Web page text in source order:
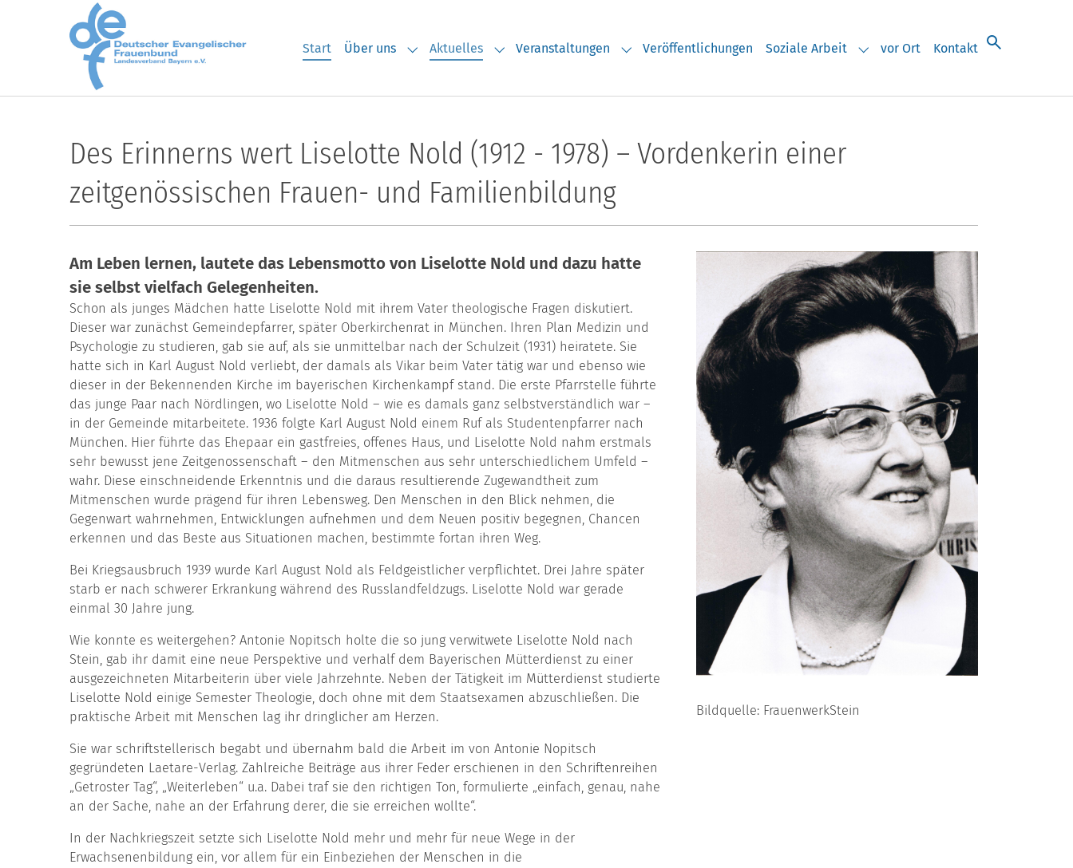
Skip to main content
Start Über uns
Submenu for "Über uns"
Aktuelles
Submenu for "Aktuelles"
Veranstaltungen
Submenu for "Veranstaltungen"
Veröffentlichungen Soziale Arbeit
Submenu for "Soziale Arbeit"
vor Ort Kontakt
Des Erinnerns wert Liselotte Nold (1912 - 1978) – Vordenkerin einer
zeitgenössischen Frauen- und Familienbildung
Am Leben lernen, lautete das Lebensmotto von Liselotte Nold und dazu hatte
sie selbst vielfach Gelegenheiten.
Schon als junges Mädchen hatte Liselotte Nold mit ihrem Vater theologische Fragen diskutiert.
Dieser war zunächst Gemeindepfarrer, später Oberkirchen­rat in München. Ihren Plan Medizin und
Psychologie zu studieren, gab sie auf, als sie unmittelbar nach der Schulzeit (1931) heiratete. Sie
hatte sich in Karl August Nold verliebt, der damals als Vikar beim Vater tätig war und ebenso wie
dieser in der Bekennenden Kirche im bayerischen Kirchenkampf stand. Die erste Pfarrstelle führte
das junge Paar nach Nördlingen, wo Liselotte Nold – wie es damals ganz selbstverständ­lich war –
in der Gemeinde mitarbeitete. 1936 folgte Karl August Nold einem Ruf als Studentenpfarrer nach
München. Hier führte das Ehepaar ein gastfreies, offenes Haus, und Liselotte Nold nahm erstmals
sehr bewusst jene Zeitgenossenschaft – den Mitmenschen aus sehr unterschiedlichem Umfeld –
wahr. Diese ein­schneidende Erkenntnis und die daraus resultierende Zugewandtheit zum
Mitmenschen wurde prägend für ihren Lebensweg. Den Menschen in den Blick neh­men, die
Gegenwart wahrnehmen, Entwicklungen aufnehmen und dem Neuen positiv begegnen, Chancen
erkennen und das Beste aus Situationen machen, bestimmte fortan ihren Weg.
Bei Kriegsausbruch 1939 wurde Karl August Nold als Feldgeistlicher verpflichtet. Drei Jahre später
starb er nach schwerer Erkrankung während des Russland­feldzugs. Liselotte Nold war gerade
einmal 30 Jahre jung.
Wie konnte es weitergehen? Antonie Nopitsch holte die so jung verwitwete Liselotte Nold nach
Stein, gab ihr damit eine neue Perspektive und verhalf dem Bayerischen Mütterdienst zu einer
ausgezeichneten Mitarbeiterin über viele Jahrzehnte. Neben der Tätigkeit im Mütterdienst studierte
Lise­lotte Nold einige Semester Theologie, doch ohne mit dem Staatsexamen abzuschließen. Die
praktische Arbeit mit Menschen lag ihr dringlicher am Herzen.
Sie war schriftstellerisch begabt und übernahm bald die Arbeit im von Antonie Nopitsch
gegründeten Laetare-Verlag. Zahlreiche Beiträge aus ihrer Feder erschienen in den Schriftenreihen
„Getroster Tag“, „Weiterleben“ u.a. Dabei traf sie den richtigen Ton, formulierte „einfach, genau, nahe
an der Sache, nahe an der Erfahrung derer, die sie erreichen wollte“.
In der Nachkriegszeit setzte sich Liselotte Nold mehr und mehr für neue Wege in der
Erwachsenenbildung ein, vor allem für ein Einbeziehen der Menschen in die
Bildquelle: FrauenwerkStein